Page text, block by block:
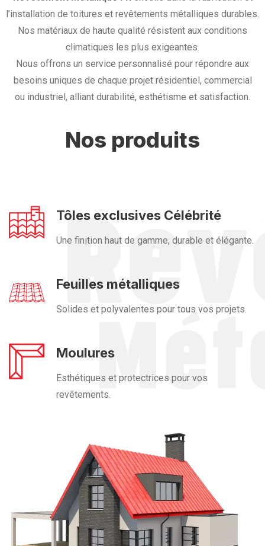
l’installation de toitures et revêtements métalliques durables.
Nos matériaux de haute qualité résistent aux conditions
climatiques les plus exigeantes.
Nous offrons un service personnalisé pour répondre aux
besoins uniques de chaque projet résidentiel, commercial
ou industriel, alliant durabilité, esthétisme et satisfaction.
Nos produits
Tôles exclusives Célébrité
Une finition haut de gamme, durable et élégante.
Feuilles métalliques
Solides et polyvalentes pour tous vos projets.
Moulures
Esthétiques et protectrices pour vos
revêtements.